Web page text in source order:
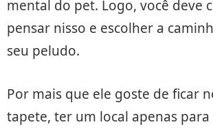
mental do pet. Logo, você deve
pensar nisso e escolher a
seu peludo.
Por mais que ele goste de ficar
tapete, ter um local apenas